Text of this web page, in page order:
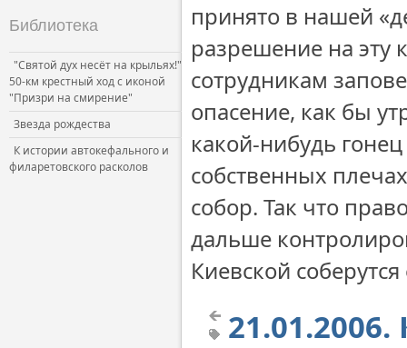
Библиотека
"Святой дух несёт на крыльях!"
50-км крестный ход с иконой
"Призри на смирение"
Звезда рождества
К истории автокефального и
филаретовского расколов
принято в нашей
разрешение на эту
сотрудникам
опасение, как бы
какой-нибудь
собственных
собор. Так что
дальше
Киевской